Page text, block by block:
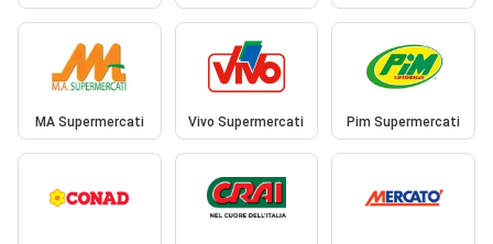
MA Supermercati Vivo Supermercati Pim Supermercati